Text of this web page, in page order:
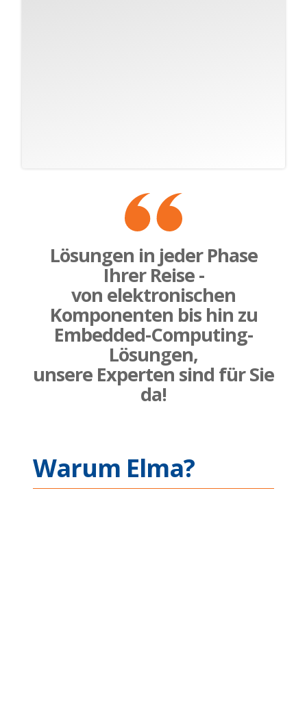
Lösungen in jeder Phase
Ihrer Reise -
von elektronischen
Komponenten bis hin zu
Embedded-Computing-
Lösungen,
unsere Experten sind für Sie
da!
Warum Elma?